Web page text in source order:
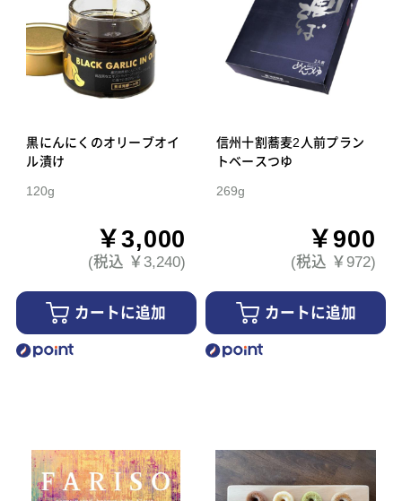
黒にんにくのオリーブオイ
ル漬け
120g
￥3,000
(税込 ￥3,240)
カートに追加
信州十割蕎麦2人前プラン
トベースつゆ
269g
￥900
(税込 ￥972)
カートに追加